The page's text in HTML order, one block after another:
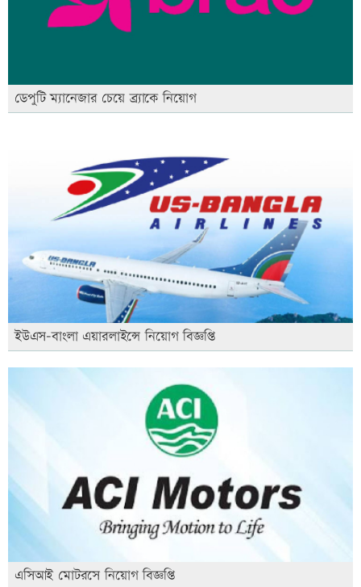
ডেপুটি ম্যানেজার চেয়ে ব্র্যাকে নিয়োগ
ইউএস-বাংলা এয়ারলাইন্সে নিয়োগ বিজ্ঞপ্তি
এসিআই মোটরসে নিয়োগ বিজ্ঞপ্তি